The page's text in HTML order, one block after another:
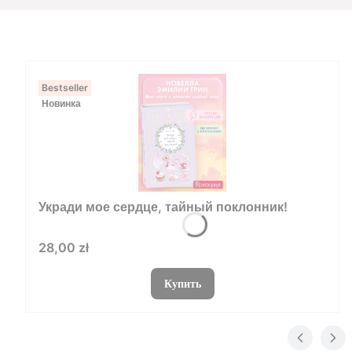
Bestseller
Новинка
Укради мое сердце, тайный поклонник!
Цена
28,00 zł
Купить